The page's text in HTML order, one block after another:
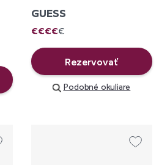
GUESS
€€€€€
Rezervovať
Podobné okuliare